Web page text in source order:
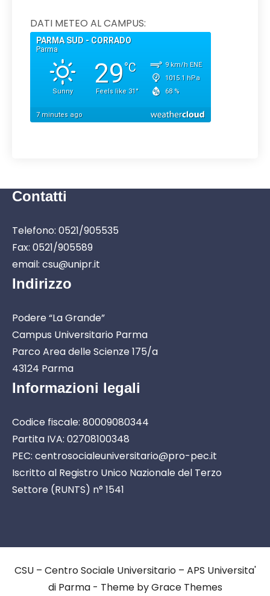
DATI METEO AL CAMPUS:
Contatti
Telefono: 0521/905535
Fax: 0521/905589
email: csu@unipr.it
Indirizzo
Podere “La Grande”
Campus Universitario Parma
Parco Area delle Scienze 175/a
43124 Parma
Informazioni legali
Codice fiscale: 80009080344
Partita IVA: 02708100348
PEC: centrosocialeuniversitario@pro-pec.it
Iscritto al Registro Unico Nazionale del Terzo
Settore (RUNTS) n° 1541
CSU – Centro Sociale Universitario – APS Universita'
di Parma - Theme by Grace Themes